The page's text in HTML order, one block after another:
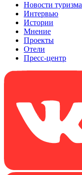
Новости туризма
Интервью
Истории
Мнение
Проекты
Отели
Пресс-центр